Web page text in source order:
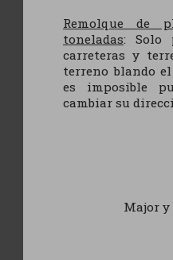
Remolque de
toneladas: Solo
carreteras y
terreno blando
es imposible
cambiar su
Major